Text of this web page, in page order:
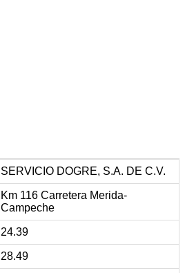
SERVICIO DOGRE, S.A. DE C.V.
Km 116 Carretera Merida-
Campeche
24.39
28.49